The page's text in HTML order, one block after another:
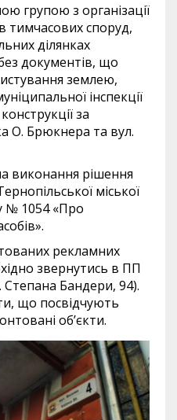
групою з організації
тимчасових споруд,
ділянках
документів, що
землею,
інспекції
за
О. Брюкнера та вул.
виконання рішення
міської
№ 1054 «Про
рекламних
звернутись в ПП
Степана Бандери, 94).
що посвідчують
об’єкти.